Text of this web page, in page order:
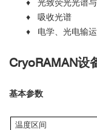
♦ 光致荧光光谱
♦ 吸收光谱
♦ 电学、光电输
CryoRAMAN设
基本参数
温度区间